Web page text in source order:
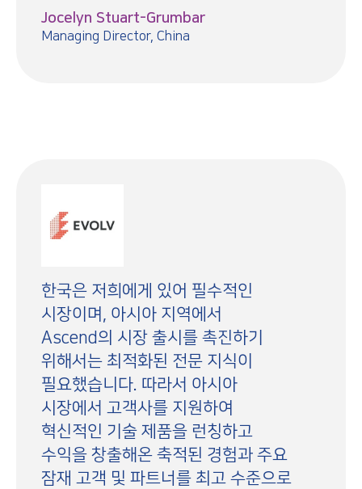
Jocelyn Stuart-Grumbar
Managing Director, China
한국은 저희에게 있어 필수적인
시장이며, 아시아 지역에서
Ascend의 시장 출시를 촉진하기
위해서는 최적화된 전문 지식이
필요했습니다. 따라서 아시아
시장에서 고객사를 지원하여
혁신적인 기술 제품을 런칭하고
수익을 창출해온 축적된 경험과 주요
잠재 고객 및 파트너를 최고 수준으로